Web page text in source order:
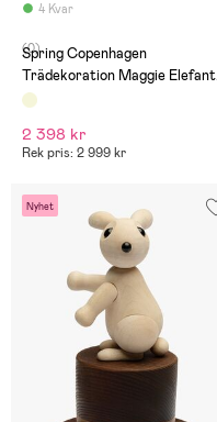
4 Kvar
(0)
Spring Copenhagen
Trädekoration Maggie Elefant
23,5 cm
2 398 kr
Rek pris: 2 999 kr
Nyhet